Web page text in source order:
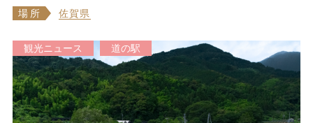
場所
佐賀県
観光ニュース 道の駅